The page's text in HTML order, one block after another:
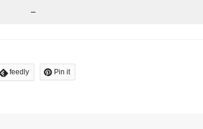
–
feedly Pin it